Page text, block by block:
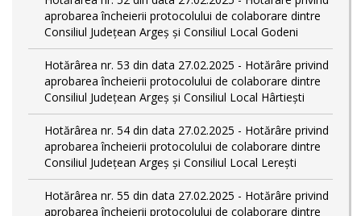
aprobarea încheierii protocolului de colaborare dintre
Consiliul Județean Argeș și Consiliul Local Godeni
Hotărârea nr. 53 din data 27.02.2025 - Hotărâre privind
aprobarea încheierii protocolului de colaborare dintre
Consiliul Județean Argeș și Consiliul Local Hârtiești
Hotărârea nr. 54 din data 27.02.2025 - Hotărâre privind
aprobarea încheierii protocolului de colaborare dintre
Consiliul Județean Argeș și Consiliul Local Lerești
Hotărârea nr. 55 din data 27.02.2025 - Hotărâre privind
aprobarea încheierii protocolului de colaborare dintre